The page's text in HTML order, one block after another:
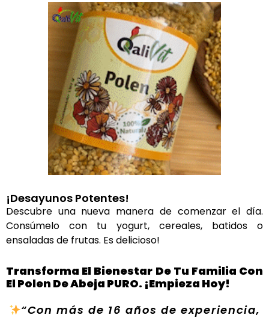
¡Desayunos Potentes!
Descubre una nueva manera de comenzar el día.
Consúmelo con tu yogurt, cereales, batidos o
ensaladas de frutas. Es delicioso!
Transforma El Bienestar De Tu Familia Con
El Polen De Abeja PURO. ¡Empieza Hoy!
“Con más de 16 años de experiencia,